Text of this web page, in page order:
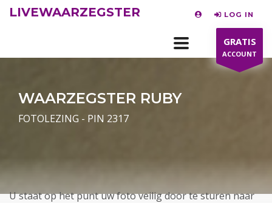
LIVEWAARZEGSTER LOG IN
GRATIS
ACCOUNT
WAARZEGSTER RUBY
FOTOLEZING - PIN 2317
U staat op het punt uw foto veilig door te sturen naar